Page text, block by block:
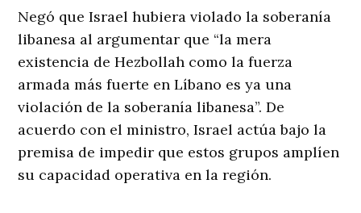
Negó que Israel hubiera violado la soberanía
libanesa al argumentar que “la mera
existencia de Hezbollah como la fuerza
armada más fuerte en Líbano es ya una
violación de la soberanía libanesa”. De
acuerdo con el ministro, Israel actúa bajo la
premisa de impedir que estos grupos amplíen
su capacidad operativa en la región.